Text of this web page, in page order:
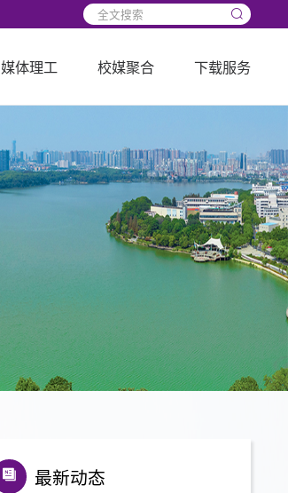
媒体理工 校媒聚合 下载服务
最新动态